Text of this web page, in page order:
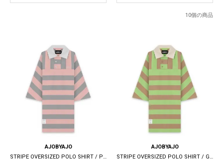
10個の商品
AJOBYAJO
STRIPE OVERSIZED POLO SHIRT / PINK
AJOBYAJO
STRIPE OVERSIZED POLO SHIRT / GREEN